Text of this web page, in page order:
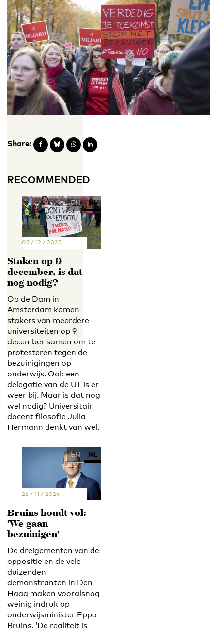
Share:
RECOMMENDED
EN NL
03 / 12 / 2025
Staken op 9
december, is dat
nog nodig?
Op de Dam in
Amsterdam komen
stakers van meerdere
universiteiten op 9
december samen om te
protesteren tegen de
bezuinigingen op
onderwijs. Ook een
delegatie van de UT is er
weer bij. Maar is dat nog
wel nodig? Universitair
docent filosofie Julia
Hermann denkt van wel.
EN NL
26 / 11 / 2024
Bruins houdt vol:
'We gaan
bezuinigen'
De dreigementen van de
oppositie en de vele
duizenden
demonstranten in Den
Haag maken vooralsnog
weinig indruk op
onderwijsminister Eppo
Bruins. ‘De realiteit is